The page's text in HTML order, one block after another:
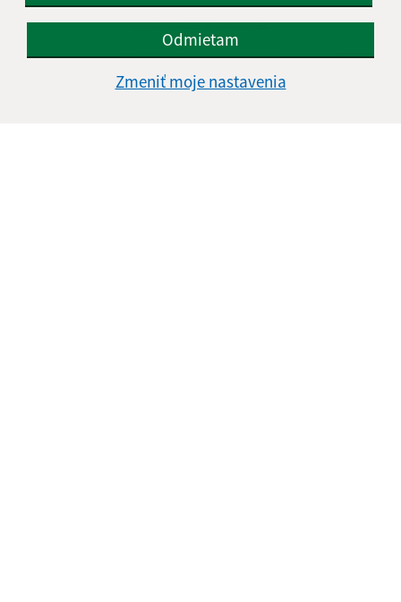
Odmietam
Zmeniť moje nastavenia
Informácie o stránke:
Vyhlásenie o prístupnosti
Autorské práva